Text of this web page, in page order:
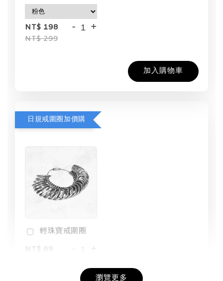
NT$ 198
NT$ 299
- +
加入購物車
日規戒圍圈加價購
輕珠寶戒圍圈
NT$ 69
+
瀏覽更多